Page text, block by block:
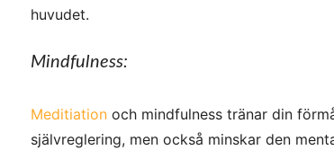
huvudet.
Mindfulness:
Meditiation och mindfulness tränar din
självreglering, men också minskar den